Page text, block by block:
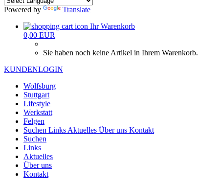
Powered by
Translate
Ihr Warenkorb
0,00 EUR
Sie haben noch keine Artikel in Ihrem Warenkorb.
KUNDENLOGIN
Wolfsburg
Stuttgart
Lifestyle
Werkstatt
Felgen
Suchen Links Aktuelles Über uns Kontakt
Suchen
Links
Aktuelles
Über uns
Kontakt